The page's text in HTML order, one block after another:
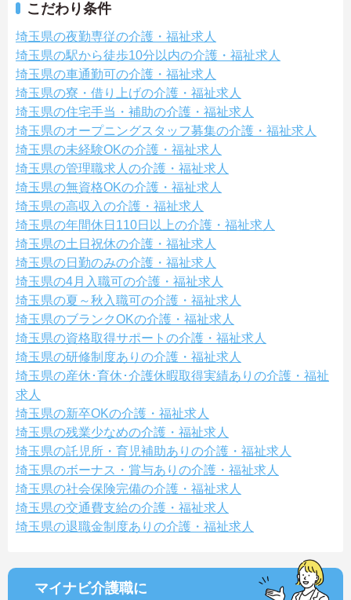
こだわり条件
埼玉県の夜勤専従の介護・福祉求人
埼玉県の駅から徒歩10分以内の介護・福祉求人
埼玉県の車通勤可の介護・福祉求人
埼玉県の寮・借り上げの介護・福祉求人
埼玉県の住宅手当・補助の介護・福祉求人
埼玉県のオープニングスタッフ募集の介護・福祉求人
埼玉県の未経験OKの介護・福祉求人
埼玉県の管理職求人の介護・福祉求人
埼玉県の無資格OKの介護・福祉求人
埼玉県の高収入の介護・福祉求人
埼玉県の年間休日110日以上の介護・福祉求人
埼玉県の土日祝休の介護・福祉求人
埼玉県の日勤のみの介護・福祉求人
埼玉県の4月入職可の介護・福祉求人
埼玉県の夏～秋入職可の介護・福祉求人
埼玉県のブランクOKの介護・福祉求人
埼玉県の資格取得サポートの介護・福祉求人
埼玉県の研修制度ありの介護・福祉求人
埼玉県の産休･育休･介護休暇取得実績ありの介護・福祉
求人
埼玉県の新卒OKの介護・福祉求人
埼玉県の残業少なめの介護・福祉求人
埼玉県の託児所・育児補助ありの介護・福祉求人
埼玉県のボーナス・賞与ありの介護・福祉求人
埼玉県の社会保険完備の介護・福祉求人
埼玉県の交通費支給の介護・福祉求人
埼玉県の退職金制度ありの介護・福祉求人
マイナビ介護職に